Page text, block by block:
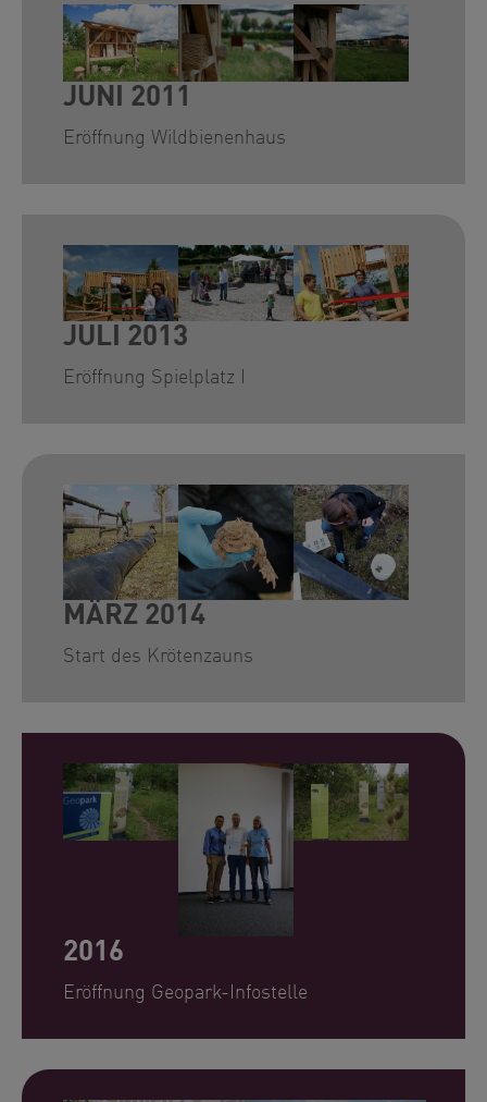
Show larger version for:Show larger version for:
Show larger version
JUNI 2011
Eröffnung Wildbienenhaus
Show larger version for:Show larger version for:
Show larger version
JULI 2013
Eröffnung Spielplatz I
Show larger version for:Show larger version for:
Show larger version
MÄRZ 2014
Start des Krötenzauns
Show larger version for:Show larger version for:Show larger version
2016
Eröffnung Geopark-Infostelle